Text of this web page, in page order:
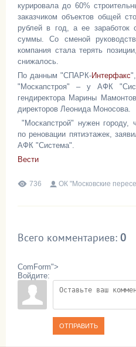
курировала до 60%
заказчиком объектов общей
рублей в год, а ее заработок
суммы. Со сменой
компания стала терять
снижалось.
По данным "СПАРК-Интерфакс
"Москапстроя" – у АФК
гендиректора Марины
директоров Леонида Моносова.
"Москапстрой" нужен городу,
по реновации пятиэтажек,
АФК "Система".
Вести
736 ОК "Московские
Всего комментариев: 0
ComForm">
Войдите:
ОТПРАВИТЬ